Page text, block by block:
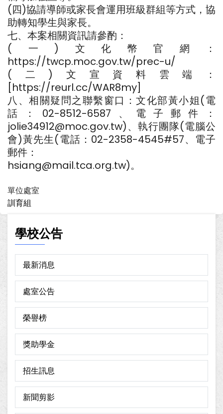
(四)協請導師或家長會運用班級群組等方式，協
助轉知學生與家長。
七、本案相關資訊請參酌：
(一)文化幣官網：
https://twcp.moc.gov.tw/prec-u/
(二)文宣資料雲端：
[https://reurl.cc/WAR8my]
八、相關疑問之聯繫窗口：文化部黃小姐(電
話：02-8512-6587、電子郵件：
jolie34912@moc.gov.tw)、執行團隊(電腦公
會)黃先生(電話：02-2358-4545#57、電子
郵件：
hsiang@mail.tca.org.tw)。
單位處室
訓育組
學校公告
最新消息
處室公告
榮譽榜
獎助學金
招生訊息
新聞剪影